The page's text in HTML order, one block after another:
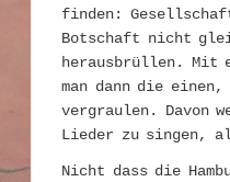
finden:
Botschaft nicht
herausbrüllen. Mit
man dann die einen,
vergraulen. Davon
Lieder zu singen,
Nicht dass die